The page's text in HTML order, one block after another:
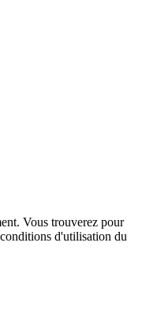
Vous trouverez pour
d'utilisation du